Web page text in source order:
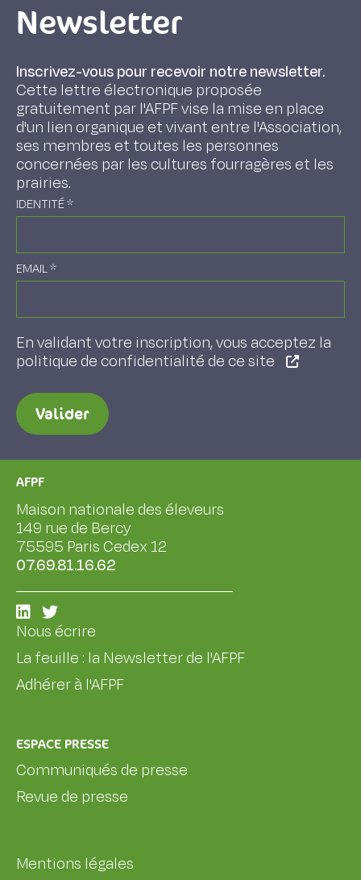
Newsletter
Inscrivez-vous pour recevoir notre newsletter.
Cette lettre électronique proposée
gratuitement par l'AFPF vise la mise en place
d'un lien organique et vivant entre l'Association,
ses membres et toutes les personnes
concernées par les cultures fourragères et les
prairies.
IDENTITÉ*
EMAIL*
En validant votre inscription, vous acceptez la
politique de confidentialité de ce site
Valider
AFPF
Maison nationale des éleveurs
149 rue de Bercy
75595 Paris Cedex 12
07.69.81.16.62
Nous écrire
La feuille : la Newsletter de l'AFPF
Adhérer à l'AFPF
ESPACE PRESSE
Communiqués de presse
Revue de presse
Mentions légales